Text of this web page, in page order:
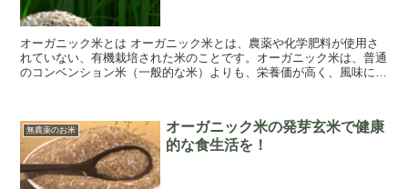
オーガニック米とは オーガニック米とは、農薬や化学肥料が使用さ
れていない、有機栽培された米のことです。オーガニック米は、普通
のコンベンション米（一般的な米）よりも、栄養価が高く、風味に優
無農薬のお米
オーガニック米の発芽玄米で健康
的な食生活を！